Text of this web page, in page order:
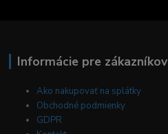
Informácie pre zákazníkov
Ako nakupovať na splátky
Obchodné podmienky
GDPR